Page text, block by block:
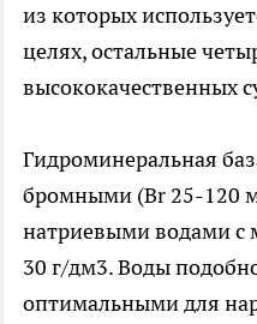
из которых
целях, остальные
высококачественных
Гидроминеральная
бромными (Br 25-120
натриевыми водами с
30 г/дм3. Воды
оптимальными для